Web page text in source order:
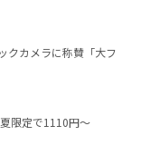
クカメラに称賛「大フ
限定で1110円～